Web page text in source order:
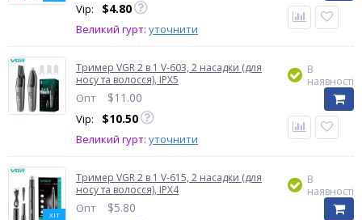
Vip: $4.80
Великий гурт: уточнити
Тример VGR 2 в 1 V-603, 2 насадки (для
носу та волосся), IPX5
Опт $11.00
Vip: $10.50
Великий гурт: уточнити
В
наявності
ХІТ
Тример VGR 2 в 1 V-615, 2 насадки (для
носу та волосся), IPX4
Опт $5.80
В
наявності